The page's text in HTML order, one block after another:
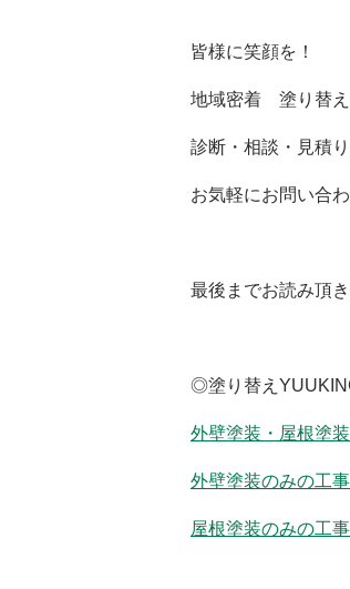
皆様に笑顔を！
地域密着 塗り替え
診断・相談・見積
お気軽にお問い合
最後までお読み頂
◎塗り替え
外壁塗装・屋根塗
外壁塗装のみの工
屋根塗装のみの工